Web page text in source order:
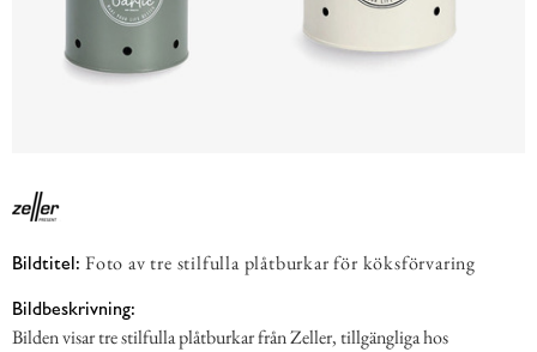
Bildtitel: Foto av tre stilfulla plåtburkar för köksförvaring
Bildbeskrivning:
Bilden visar tre stilfulla plåtburkar från Zeller, tillgängliga hos